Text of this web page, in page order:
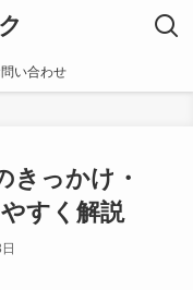
い合わせ
きっかけ・
すく解説